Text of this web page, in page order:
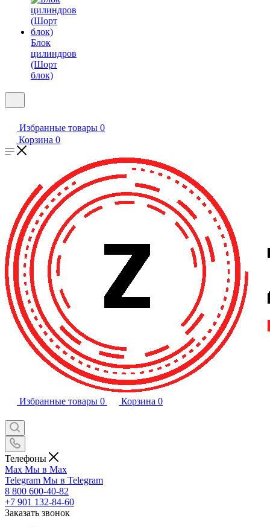
Блок
цилиндров
(Шорт
блок)
Избранные товары 0
Корзина 0
Избранные товары 0 Корзина 0
Телефоны
Max Мы в Max
Telegram Мы в Telegram
8 800 600-40-82
+7 901 132-84-60
Заказать звонок